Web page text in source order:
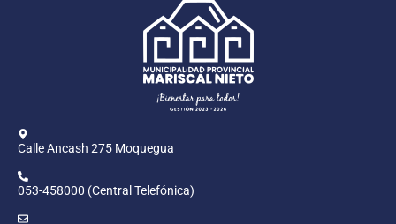
Calle Ancash 275 Moquegua
053-458000 (Central Telefónica)